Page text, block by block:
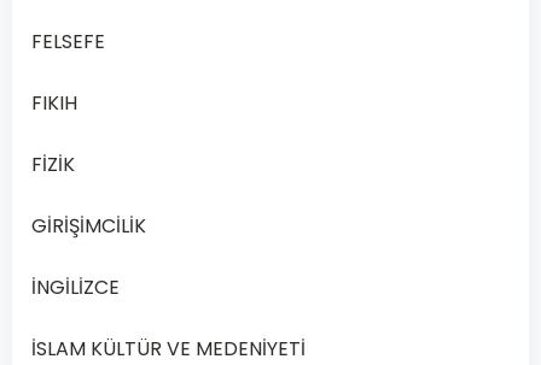
Sınav
Online
Açık
Lisesi
…
Devamını
FELSEFE
FIKIH
FİZİK
GİRİŞİMCİLİK
İNGİLİZCE
İSLAM KÜLTÜR VE MEDENİYETİ